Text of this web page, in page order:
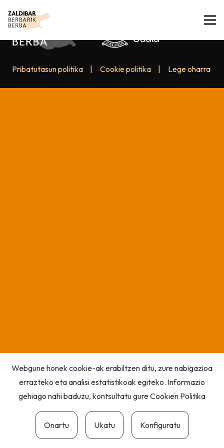
Pribatutasun politika Cookie politika Lege oharra
Webgune honek cookie-ak erabiltzen ditu, zure nabigazioa
errazteko eta analisi estatistikoak egiteko. Informazio
gehiago nahi baduzu, kontsultatu gureCookien Politika
Onartu Ukatu Konfiguratu